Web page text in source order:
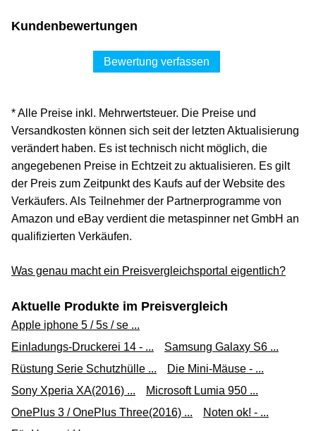
Kundenbewertungen
Bewertung verfassen
* Alle Preise inkl. Mehrwertsteuer. Die Preise und
Versandkosten können sich seit der letzten Aktualisierung
verändert haben. Es ist technisch nicht möglich, die
angegebenen Preise in Echtzeit zu aktualisieren. Es gilt
der Preis zum Zeitpunkt des Kaufs auf der Website des
Verkäufers. Als Teilnehmer der Partnerprogramme von
Amazon und eBay verdient die metaspinner net GmbH an
qualifizierten Verkäufen.
Was genau macht ein Preisvergleichsportal eigentlich?
Aktuelle Produkte im Preisvergleich
Apple iphone 5 / 5s / se ...
Einladungs-Druckerei 14 - ...
Samsung Galaxy S6 ...
Rüstung Serie Schutzhülle ...
Die Mini-Mäuse - ...
Sony Xperia XA(2016) ...
Microsoft Lumia 950 ...
OnePlus 3 / OnePlus Three(2016) ...
Noten ok! - ...